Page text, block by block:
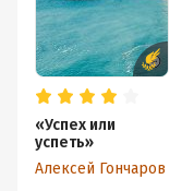
«Успех или
успеть»
Алексей Гончаров